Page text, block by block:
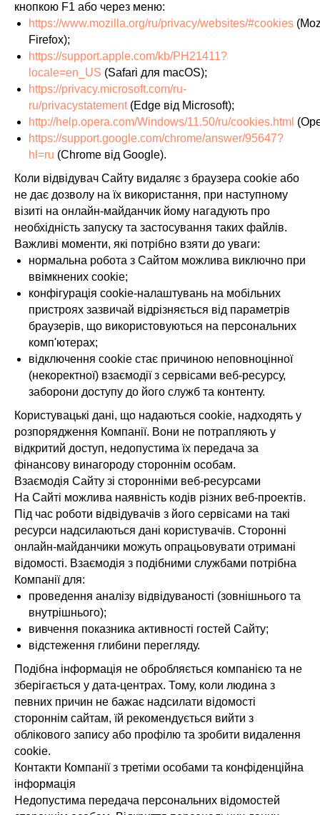
кнопкою F1 або через меню:
https://www.mozilla.org/ru/privacy/websites/#cookies
Firefox);
https://support.apple.com/kb/PH21411?
locale=en_US (Safari для macOS);
https://privacy.microsoft.com/ru-
ru/privacystatement(Edge від Microsoft);
http://help.opera.com/Windows/11.50/ru/cookies.html
https://support.google.com/chrome/answer/95647?
hl=ru (Chrome від Google).
Коли відвідувач Сайту видаляє з браузера cookie або
не дає дозволу на їх використання, при наступному
візиті на онлайн-майданчик йому нагадують про
необхідність запуску та застосування таких файлів.
Важливі моменти, які потрібно взяти до уваги:
нормальна робота з Сайтом можлива виключно при
ввімкнених cookie;
конфігурація cookie-налаштувань на мобільних
пристроях зазвичай відрізняється від параметрів
браузерів, що використовуються на персональних
комп'ютерах;
відключення cookie стає причиною неповноцінної
(некоректної) взаємодії з сервісами веб-ресурсу,
заборони доступу до його служб та контенту.
Користувацькі дані, що надаються cookie, надходять у
розпорядження Компанії. Вони не потрапляють у
відкритий доступ, недопустима їх передача за
фінансову винагороду стороннім особам.
Взаємодія Сайту зі сторонніми веб-ресурсами
На Сайті можлива наявність кодів різних веб-проектів.
Під час роботи відвідувачів з його сервісами на такі
ресурси надсилаються дані користувачів. Сторонні
онлайн-майданчики можуть опрацьовувати отримані
відомості. Взаємодія з подібними службами потрібна
Компанії для:
проведення аналізу відвідуваності (зовнішнього та
внутрішнього);
вивчення показника активності гостей Сайту;
відстеження глибини перегляду.
Подібна інформація не обробляється компанією та не
зберігається у дата-центрах. Тому, коли людина з
певних причин не бажає надсилати відомості
стороннім сайтам, їй рекомендується вийти з
облікового запису або профілю та зробити видалення
cookie.
Контакти Компанії з третіми особами та конфіденційна
інформація
Недопустима передача персональних відомостей